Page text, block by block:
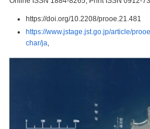
https://doi.org/10.2208/prooe.21.481
https://www.jstage.jst.go.jp/article/
char/ja